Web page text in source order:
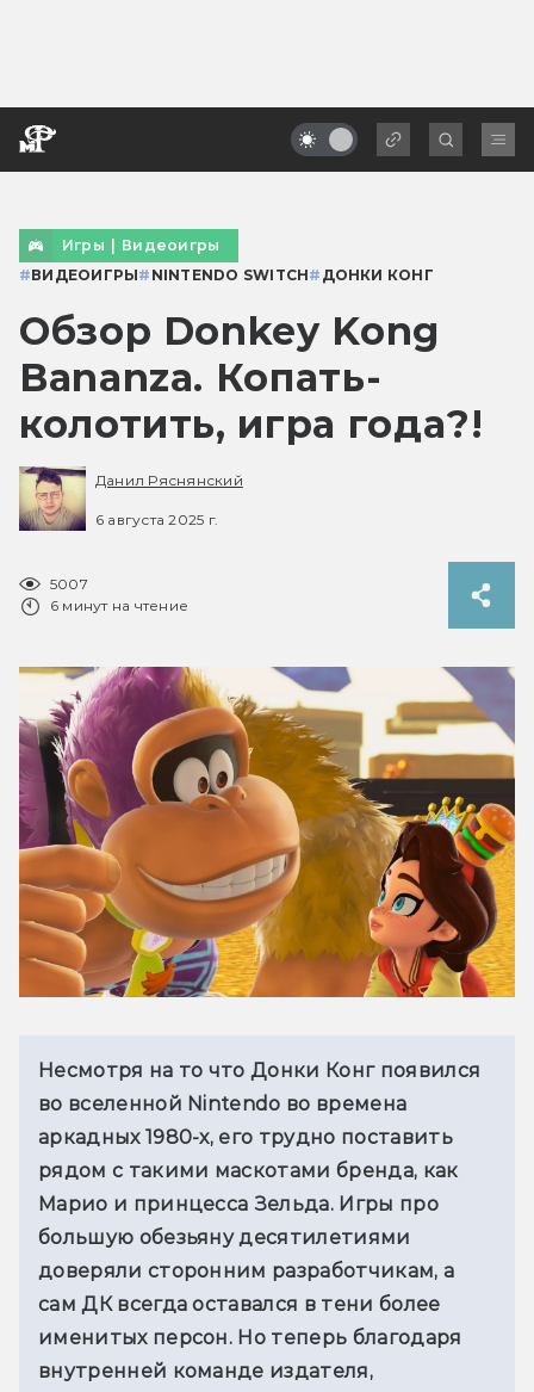
Игры | Видеоигры
#ВИДЕОИГРЫ# NINTENDO SWITCH# ДОНКИ КОНГ
Обзор Donkey Kong
Bananza. Копать-
колотить, игра года?!
Данил Ряснянский
6 августа 2025 г.
5007
6 минут на чтение
Несмотря на то что Донки Конг появился
во вселенной Nintendo во времена
аркадных 1980-х, его трудно поставить
рядом с такими маскотами бренда, как
Марио и принцесса Зельда. Игры про
большую обезьяну десятилетиями
доверяли сторонним разработчикам, а
сам ДК всегда оставался в тени более
именитых персон. Но теперь благодаря
внутренней команде издателя,